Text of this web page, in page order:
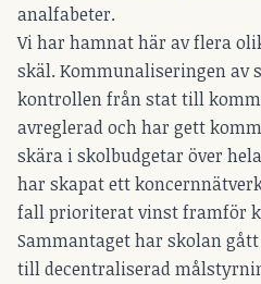
analfabeter.
Vi har hamnat här av flera
skäl. Kommunaliseringen av
kontrollen från stat till
avreglerad och har gett
skära i skolbudgetar över
har skapat ett
fall prioriterat vinst framför
Sammantaget har skolan
till decentraliserad